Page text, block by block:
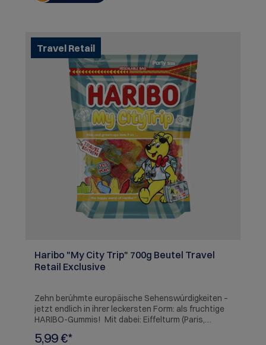
Travel Retail
Haribo "My City Trip" 700g Beutel Travel
Retail Exclusive
Zehn berühmte europäische Sehenswürdigkeiten –
jetzt endlich in ihrer leckersten Form: als fruchtige
HARIBO-Gummis! Mit dabei: Eiffelturm (Paris,
Königreich), Kolosseum (Rom, Italien), Akropolis
5,99 €*